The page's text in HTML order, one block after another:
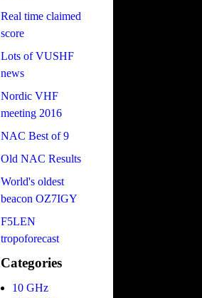
Real time claimed
score
Lots of VUSHF
news
Nordic VHF
meeting 2016
NAC Best of 9
Old NAC Results
World's oldest
beacon OZ7IGY
F5LEN
tropoforecast
Categories
10 GHz